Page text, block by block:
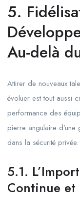
5.
Au-delà
Attirer de nouveaux
évoluer est tout aussi
performance des
pierre angulaire d’une
dans la sécurité privée.
5.1.
Continue